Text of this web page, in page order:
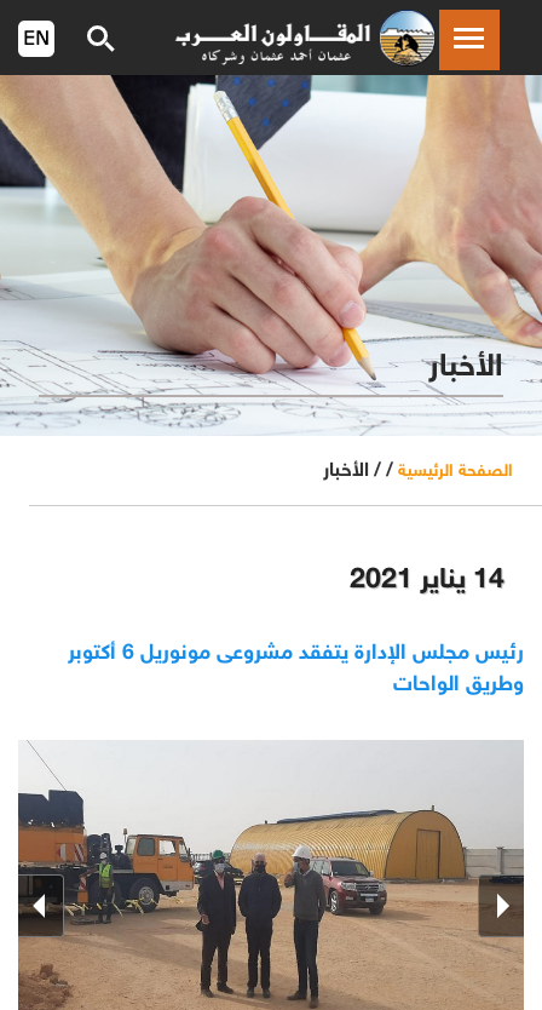
الأخبار
الصفحة الرئيسية / / الأخبار
14 يناير 2021
رئيس مجلس الإدارة يتفقد مشروعى مونوريل 6 أكتوبر
وطريق الواحات